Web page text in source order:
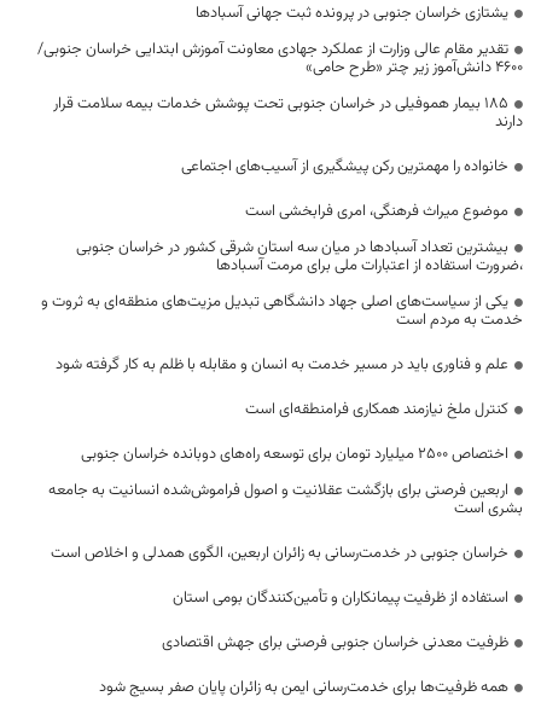
یشتازی خراسان جنوبی در پرونده ثبت جهانی آسبادها
تقدیر مقام عالی وزارت از عملکرد جهادی معاونت آموزش ابتدایی خراسان جنوبی/
۴۶۰۰ دانش‌آموز زیر چتر «طرح حامی»
۱۸۵ بیمار هموفیلی در خراسان جنوبی تحت پوشش خدمات بیمه سلامت قرار
دارند
خانواده را مهمترین رکن پیشگیری از آسیب‌های اجتماعی
موضوع میراث فرهنگی، امری فرابخشی است
بیشترین تعداد آسبادها در میان سه استان شرقی کشور در خراسان جنوبی
،ضرورت استفاده از اعتبارات ملی برای مرمت آسبادها
یکی از سیاست‌های اصلی جهاد دانشگاهی تبدیل مزیت‌های منطقه‌ای به ثروت و
خدمت به مردم است
علم و فناوری باید در مسیر خدمت به انسان و مقابله با ظلم به کار گرفته شود
کنترل ملخ نیازمند همکاری فرامنطقه‌ای است
اختصاص 2500 میلیارد تومان برای توسعه راه‌های دوبانده خراسان جنوبی
اربعین فرصتی برای بازگشت عقلانیت و اصول فراموش‌شده انسانیت به جامعه
بشری است
خراسان جنوبی در خدمت‌رسانی به زائران اربعین، الگوی همدلی و اخلاص است
استفاده از ظرفیت پیمانکاران و تأمین‌کنندگان بومی استان
ظرفیت معدنی خراسان جنوبی فرصتی برای جهش اقتصادی
همه ظرفیت‌ها برای خدمت‌رسانی ایمن به زائران پایان صفر بسیج شود